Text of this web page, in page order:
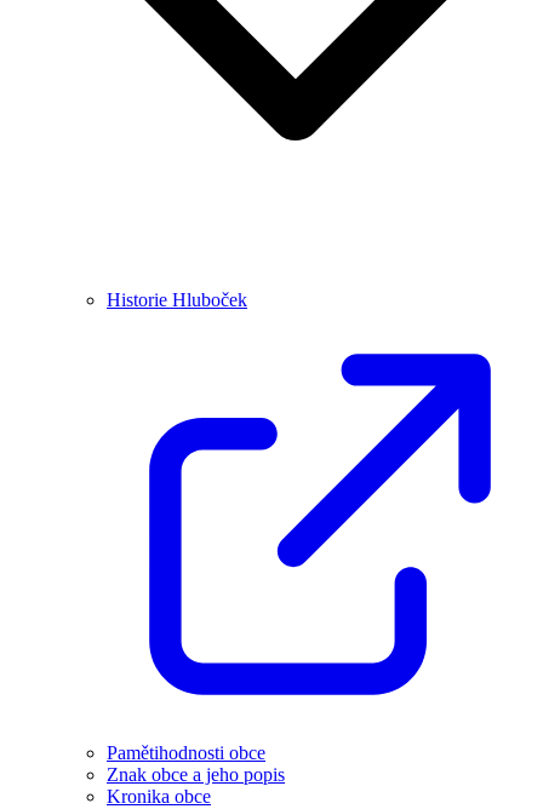
Historie Hluboček
Pamětihodnosti obce
Znak obce a jeho popis
Kronika obce